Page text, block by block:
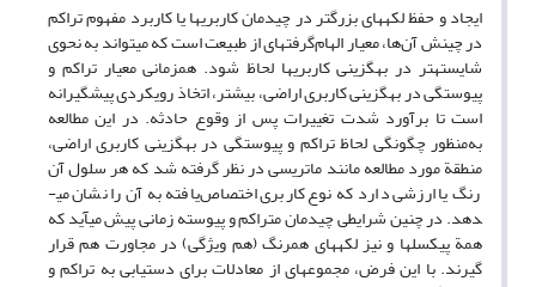
ایجاد و حفظ لکه­های بزرگ­تر در چیدمان کاربری­ها یا کاربرد مفهوم تراکم
در چینش آن‌ها، معیار الهام‌گرفته­ای از طبیعت است که می­تواند به نحوی
شایسته­تر در به­گزینی کاربری­ها لحاظ شود. همزمانی معیار تراکم و
پیوستگی در به­گزینی کاربری اراضی، بیشتر، اتخاذ رویکردی پیشگیرانه
است تا برآورد شدت تغییرات پس از وقوع حادثه. در این مطالعه
به‌منظور چگونگی لحاظ تراکم و پیوستگی در به­گزینی کاربری اراضی،
منطقة مورد مطالعه مانند ماتریسی در نظر گرفته شد که هر سلول آن
رنگ یا ارزشی دارد که نوع کاربری اختصاص‌یافته به آن را نشان می­
دهد. در چنین شرایطی چیدمان متراکم و پیوسته زمانی پیش می­آید که
همة پیکسل­ها و نیز لکه­های همرنگ (هم ویژگی) در مجاورت هم قرار
گیرند. با این فرض، مجموعه­ای از معادلات برای دستیابی به تراکم و